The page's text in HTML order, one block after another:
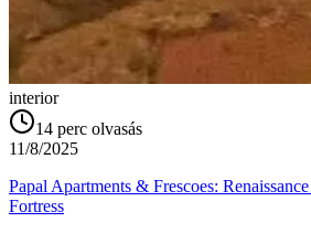
interior
14 perc olvasás
11/8/2025
Papal Apartments & Frescoes:
Fortress